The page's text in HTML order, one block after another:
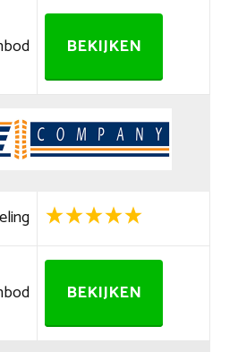
BEKIJKEN
BEKIJKEN